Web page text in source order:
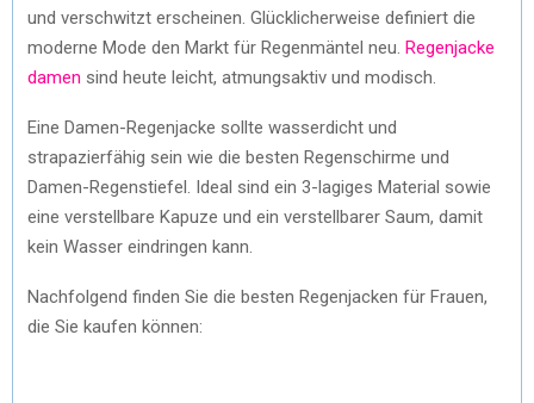
und verschwitzt erscheinen. Glücklicherweise definiert die
moderne Mode den Markt für Regenmäntel neu. Regenjacke
damen sind heute leicht, atmungsaktiv und modisch.
Eine Damen-Regenjacke sollte wasserdicht und
strapazierfähig sein wie die besten Regenschirme und
Damen-Regenstiefel. Ideal sind ein 3-lagiges Material sowie
eine verstellbare Kapuze und ein verstellbarer Saum, damit
kein Wasser eindringen kann.
Nachfolgend finden Sie die besten Regenjacken für Frauen,
die Sie kaufen können: